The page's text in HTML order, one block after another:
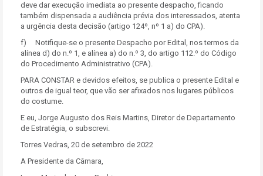
deve dar execução imediata ao presente despacho, ficando
também dispensada a audiência prévia dos interessados, atenta
a urgência desta decisão (artigo 124º, nº 1 a) do CPA).
f) Notifique-se o presente Despacho por Edital, nos termos da
alínea d) do n.º 1, e alínea a) do n.º 3, do artigo 112.º do Código
do Procedimento Administrativo (CPA).
PARA CONSTAR e devidos efeitos, se publica o presente Edital e
outros de igual teor, que vão ser afixados nos lugares públicos
do costume.
E eu, Jorge Augusto dos Reis Martins, Diretor de Departamento
de Estratégia, o subscrevi.
Torres Vedras, 20 de setembro de 2022
A Presidente da Câmara,